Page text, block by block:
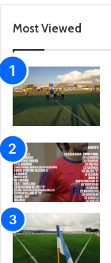
Most Viewed